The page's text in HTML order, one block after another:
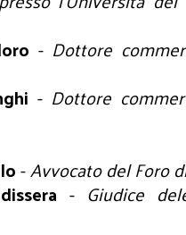
- Dottore
- Dottore
-Avvocato del Foro
- Giudice